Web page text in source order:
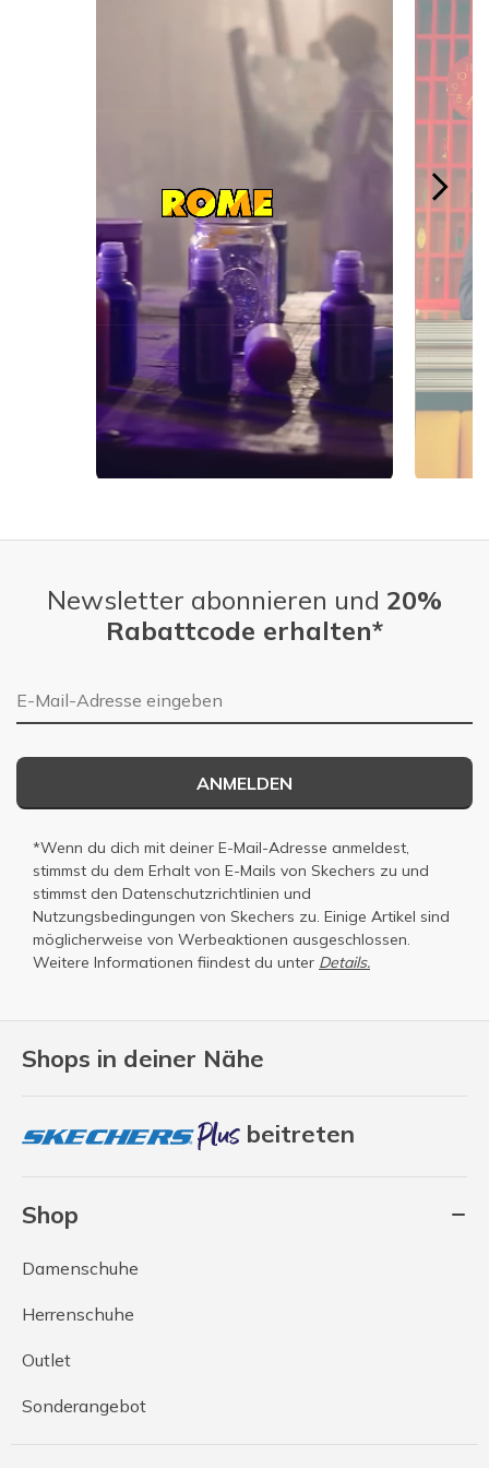
Shops in deiner Nähe
beitreten
Shop
Damenschuhe
Herrenschuhe
Outlet
Sonderangebot
Newsletter abonnieren und 20%
Rabattcode erhalten*
E-Mail-Adresse
ANMELDEN
*Wenn du dich mit deiner E-Mail-Adresse anmeldest,
stimmst du dem Erhalt von E-Mails von Skechers zu und
stimmst den Datenschutzrichtlinien und
Nutzungsbedingungen von Skechers zu. Einige Artikel sind
möglicherweise von Werbeaktionen ausgeschlossen.
Weitere Informationen fiindest du unter Details.